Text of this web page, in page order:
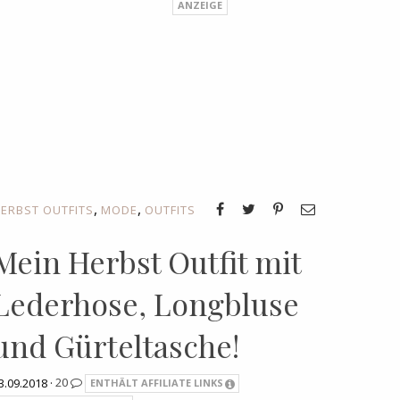
OUTFITS, MODE, OUTFITS
Herbst Outfit mit
Longbluse
Gürteltasche!
· 20
ENTHÄLT AFFILIATE LINKS